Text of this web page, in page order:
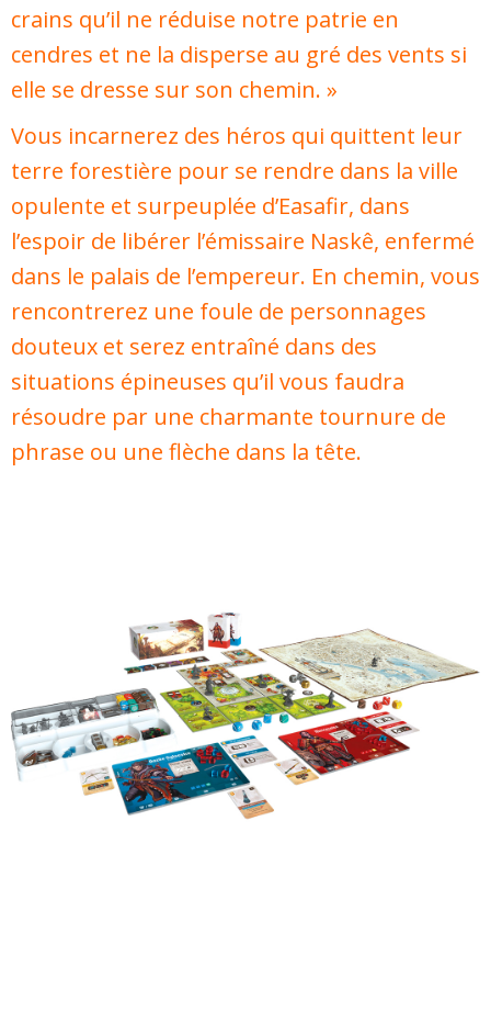
crains qu’il ne réduise notre patrie en
cendres et ne la disperse au gré des vents si
elle se dresse sur son chemin. »
Vous incarnerez des héros qui quittent leur
terre forestière pour se rendre dans la ville
opulente et surpeuplée d’Easafir, dans
l’espoir de libérer l’émissaire Naskê, enfermé
dans le palais de l’empereur. En chemin, vous
rencontrerez une foule de personnages
douteux et serez entraîné dans des
situations épineuses qu’il vous faudra
résoudre par une charmante tournure de
phrase ou une flèche dans la tête.